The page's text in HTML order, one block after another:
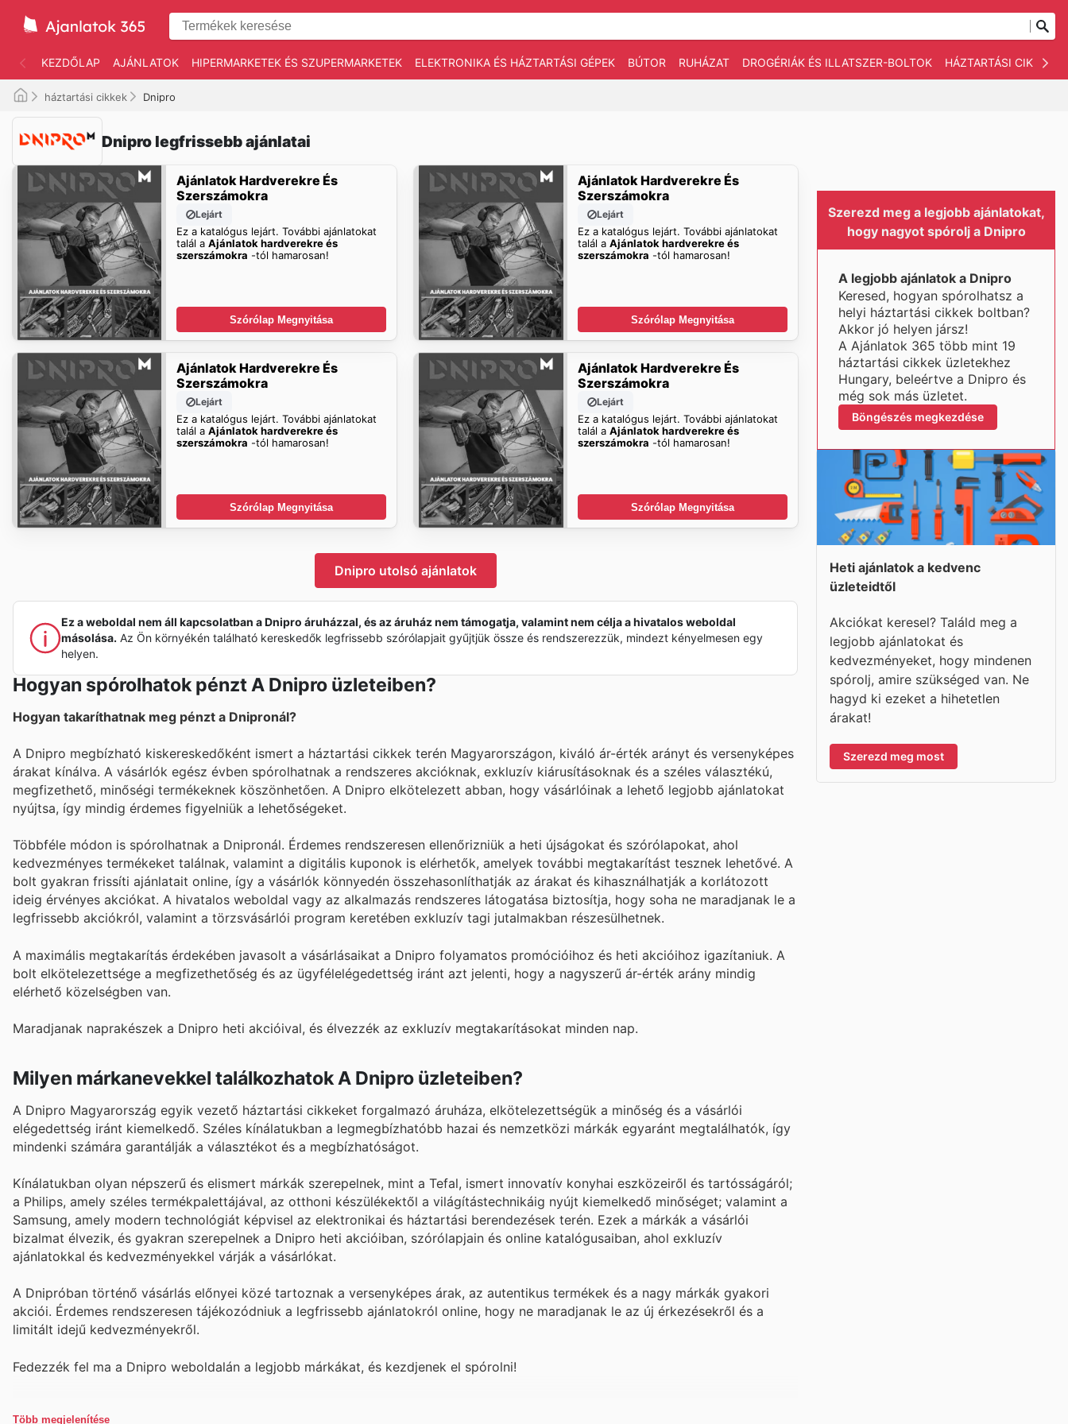
KEZDŐLAP AJÁNLATOK HIPERMARKETEK ÉS SZUPERMARKETEK ELEKTRONIKA ÉS HÁZTARTÁSI GÉPEK BÚTOR RUHÁZAT DROGÉRIÁK ÉS ILLATSZER-BOLTOK HÁZTARTÁSI CIKKEK
háztartási cikkek Dnipro
Dnipro legfrissebb ajánlatai
Ajánlatok Hardverekre És
Szerszámokra
Lejárt
Ez a katalógus lejárt. További ajánlatokat
talál a Ajánlatok hardverekre és
szerszámokra -tól hamarosan!
Szórólap Megnyitása
Ajánlatok Hardverekre És
Szerszámokra
Lejárt
Ez a katalógus lejárt. További ajánlatokat
talál aAjánlatok hardverekre és
szerszámokra -tól hamarosan!
Szórólap Megnyitása
Ajánlatok Hardverekre És
Szerszámokra
Lejárt
Ez a katalógus lejárt. További ajánlatokat
talál a Ajánlatok hardverekre és
szerszámokra -tól hamarosan!
Szórólap Megnyitása
Ajánlatok Hardverekre És
Szerszámokra
Lejárt
Ez a katalógus lejárt. További ajánlatokat
talál aAjánlatok hardverekre és
szerszámokra -tól hamarosan!
Szórólap Megnyitása
Dnipro utolsó ajánlatok
Ez a weboldal nem áll kapcsolatban a Dnipro áruházzal, és az áruház nem támogatja, valamint nem célja a hivatalos weboldal
másolása. Az Ön környékén található kereskedők legfrissebb szórólapjait gyűjtjük össze és rendszerezzük, mindezt kényelmesen egy
helyen.
Hogyan spórolhatok pénzt A Dnipro üzleteiben?
Hogyan takaríthatnak meg pénzt a Dnipronál?
A Dnipro megbízható kiskereskedőként ismert a háztartási cikkek terén Magyarországon, kiváló ár-érték arányt és versenyképes
árakat kínálva. A vásárlók egész évben spórolhatnak a rendszeres akcióknak, exkluzív kiárusításoknak és a széles választékú,
megfizethető, minőségi termékeknek köszönhetően. A Dnipro elkötelezett abban, hogy vásárlóinak a lehető legjobb ajánlatokat
nyújtsa, így mindig érdemes figyelniük a lehetőségeket.
Többféle módon is spórolhatnak a Dnipronál. Érdemes rendszeresen ellenőrizniük a heti újságokat és szórólapokat, ahol
kedvezményes termékeket találnak, valamint a digitális kuponok is elérhetők, amelyek további megtakarítást tesznek lehetővé. A
bolt gyakran frissíti ajánlatait online, így a vásárlók könnyedén összehasonlíthatják az árakat és kihasználhatják a korlátozott
ideig érvényes akciókat. A hivatalos weboldal vagy az alkalmazás rendszeres látogatása biztosítja, hogy soha ne maradjanak le a
legfrissebb akciókról, valamint a törzsvásárlói program keretében exkluzív tagi jutalmakban részesülhetnek.
A maximális megtakarítás érdekében javasolt a vásárlásaikat a Dnipro folyamatos promócióihoz és heti akcióihoz igazítaniuk. A
bolt elkötelezettsége a megfizethetőség és az ügyfélelégedettség iránt azt jelenti, hogy a nagyszerű ár-érték arány mindig
elérhető közelségben van.
Maradjanak naprakészek a Dnipro heti akcióival, és élvezzék az exkluzív megtakarításokat minden nap.
Milyen márkanevekkel találkozhatok A Dnipro üzleteiben?
A Dnipro Magyarország egyik vezető háztartási cikkeket forgalmazó áruháza, elkötelezettségük a minőség és a vásárlói
elégedettség iránt kiemelkedő. Széles kínálatukban a legmegbízhatóbb hazai és nemzetközi márkák egyaránt megtalálhatók, így
mindenki számára garantálják a választékot és a megbízhatóságot.
Kínálatukban olyan népszerű és elismert márkák szerepelnek, mint a Tefal, ismert innovatív konyhai eszközeiről és tartósságáról;
a Philips, amely széles termékpalettájával, az otthoni készülékektől a világítástechnikáig nyújt kiemelkedő minőséget; valamint a
Samsung, amely modern technológiát képvisel az elektronikai és háztartási berendezések terén. Ezek a márkák a vásárlói
bizalmat élvezik, és gyakran szerepelnek a Dnipro heti akcióiban, szórólapjain és online katalógusaiban, ahol exkluzív
ajánlatokkal és kedvezményekkel várják a vásárlókat.
A Dnipróban történő vásárlás előnyei közé tartoznak a versenyképes árak, az autentikus termékek és a nagy márkák gyakori
akciói. Érdemes rendszeresen tájékozódniuk a legfrissebb ajánlatokról online, hogy ne maradjanak le az új érkezésekről és a
limitált idejű kedvezményekről.
Fedezzék fel ma a Dnipro weboldalán a legjobb márkákat, és kezdjenek el spórolni!
Több megjelenítése
Szerezd meg a legjobb ajánlatokat,
hogy nagyot spórolj a Dnipro
A legjobb ajánlatok a Dnipro
Keresed, hogyan spórolhatsz a
helyi háztartási cikkek boltban?
Akkor jó helyen jársz!
A Ajánlatok 365 több mint 19
háztartási cikkek üzletekhez
Hungary, beleértve a Dnipro és
még sok más üzletet.
Böngészés megkezdése
Heti ajánlatok a kedvenc
üzleteidtől
Akciókat keresel? Találd meg a
legjobb ajánlatokat és
kedvezményeket, hogy mindenen
spórolj, amire szükséged van. Ne
hagyd ki ezeket a hihetetlen
árakat!
Szerezd meg most